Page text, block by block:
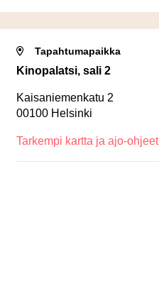
Tapahtumapaikka
Kinopalatsi, sali 2
Kaisaniemenkatu 2
00100 Helsinki
Tarkempi kartta ja ajo-ohjeet